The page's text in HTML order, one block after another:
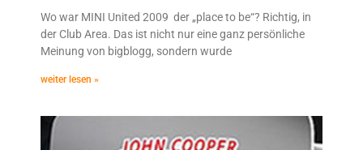
Wo war MINI United 2009 der „place to be“? Richtig, in
der Club Area. Das ist nicht nur eine ganz persönliche
Meinung von bigblogg, sondern wurde
weiter lesen »